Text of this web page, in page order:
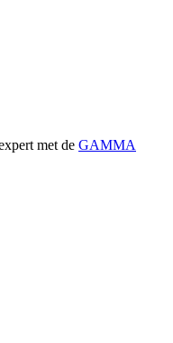
met de GAMMA